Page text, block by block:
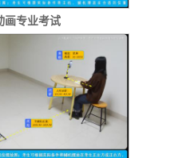
画专业考试